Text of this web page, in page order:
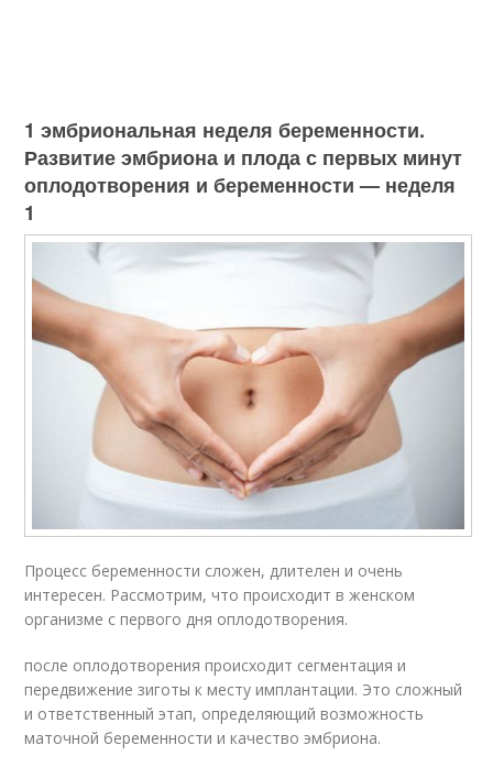
1 эмбриональная неделя беременности.
Развитие эмбриона и плода с первых минут
оплодотворения и беременности — неделя
1
Процесс беременности сложен, длителен и очень
интересен. Рассмотрим, что происходит в женском
организме с первого дня оплодотворения.
после оплодотворения происходит сегментация и
передвижение зиготы к месту имплантации. Это сложный
и ответственный этап, определяющий возможность
маточной беременности и качество эмбриона.